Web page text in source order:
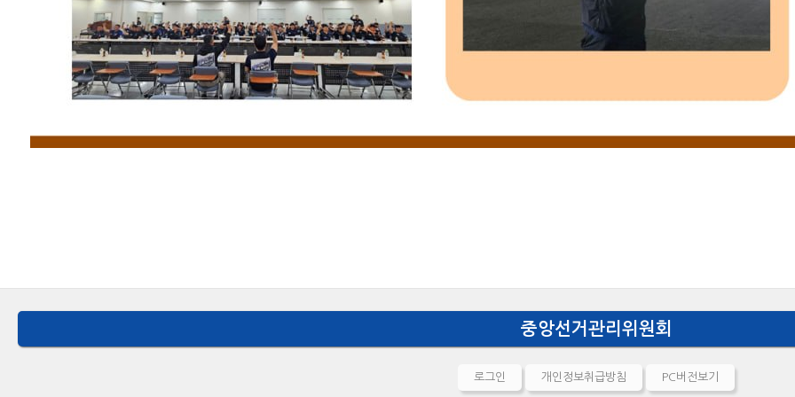
중앙선거관리위원회
로그인 개인정보취급방침 PC버전보기